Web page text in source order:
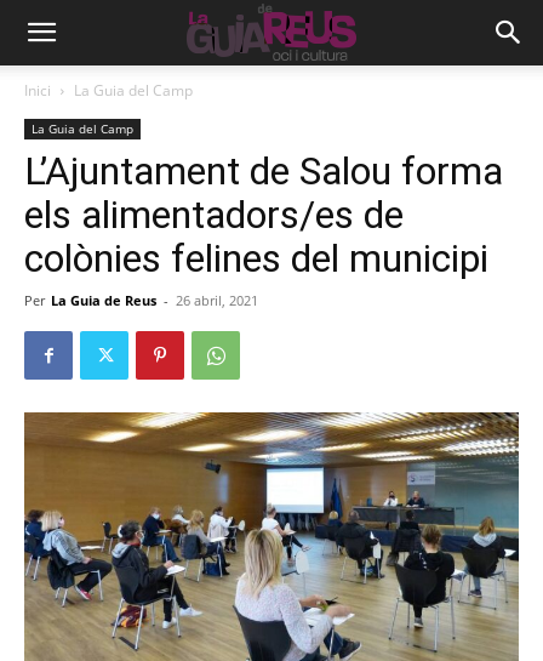
Inici La Guia del Camp
La Guia del Camp
L’Ajuntament de Salou forma
els alimentadors/es de
colònies felines del municipi
Per La Guia de Reus - 26 abril, 2021